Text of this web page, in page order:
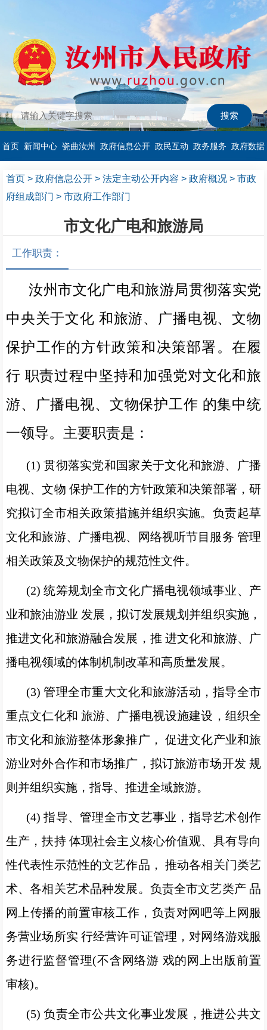
首页 新闻中心 瓷曲汝州 政府信息公开 政民互动 政务服务 政府数据
首页 > 政府信息公开 > 法定主动公开内容 > 政府概况 > 市政
府组成部门 > 市政府工作部门
市文化广电和旅游局
工作职责：
汝州市文化广电和旅游局贯彻落实党
中央关于文化 和旅游、广播电视、文物
保护工作的方针政策和决策部署。在履
行 职责过程中坚持和加强党对文化和旅
游、广播电视、文物保护工作 的集中统
一领导。主要职责是：
(1) 贯彻落实党和国家关于文化和旅游、广播
电视、文物 保护工作的方针政策和决策部署，研
究拟订全市相关政策措施并组织实施。负责起草
文化和旅游、广播电视、网络视听节目服务 管理
相关政策及文物保护的规范性文件。
(2) 统筹规划全市文化广播电视领域事业、产
业和旅油游业 发展，拟订发展规划并组织实施，
推进文化和旅游融合发展，推 进文化和旅游、广
播电视领域的体制机制改革和高质量发展。
(3) 管理全市重大文化和旅游活动，指导全市
重点文仁化和 旅游、广播电视设施建设，组织全
市文化和旅游整体形象推广， 促进文化产业和旅
游业对外合作和市场推广，拟订旅游市场开发 规
则并组织实施，指导、推进全域旅游。
(4) 指导、管理全市文艺事业，指导艺术创作
生产，扶持 体现社会主义核心价值观、具有导向
性代表性示范性的文艺作品， 推动各相关门类艺
术、各相关艺术品种发展。负责全市文艺类产 品
网上传播的前置审核工作，负责对网吧等上网服
务营业场所实 行经营许可证管理，对网络游戏服
务进行监督管理(不含网络游 戏的网上出版前置
审核)。
(5) 负责全市公共文化事业发展，推进公共文